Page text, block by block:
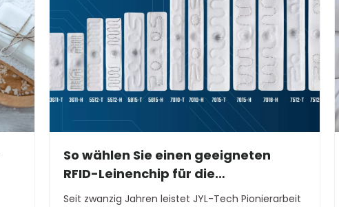
So wählen Sie einen geeigneten
RFID-Leinenchip für die
Textilverfolgung aus
Seit zwanzig Jahren leistet JYL-Tech Pionierarbeit